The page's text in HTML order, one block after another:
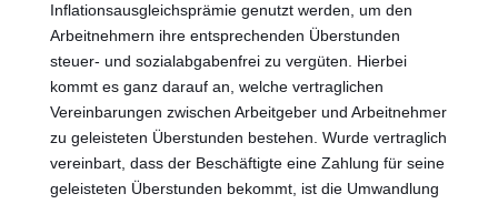
Inflationsausgleichsprämie genutzt werden, um den
Arbeitnehmern ihre entsprechenden Überstunden
steuer- und sozialabgabenfrei zu vergüten. Hierbei
kommt es ganz darauf an, welche vertraglichen
Vereinbarungen zwischen Arbeitgeber und Arbeitnehmer
zu geleisteten Überstunden bestehen. Wurde vertraglich
vereinbart, dass der Beschäftigte eine Zahlung für seine
geleisteten Überstunden bekommt, ist die Umwandlung